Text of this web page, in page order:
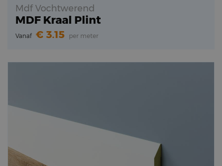
Mdf Vochtwerend
MDF Kraal Plint
Vanaf 3.15 per meter